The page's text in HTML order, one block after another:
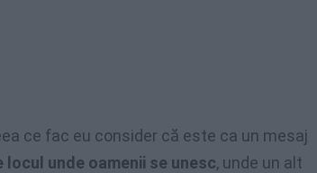
ce fac eu consider că este ca un mesaj
unde oamenii se unesc, unde un alt